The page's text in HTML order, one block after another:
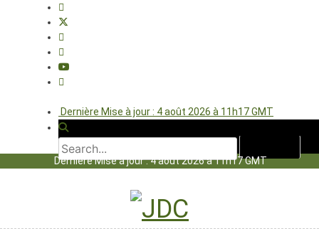
Dernière Mise à jour : 4 août 2026 à 11h17 GMT
Dernière Mise à jour : 4 août 2026 à 11h17 GMT